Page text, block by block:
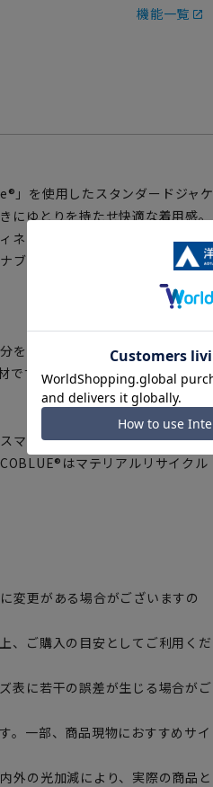
機能一覧
」を使用したスタンダードジャケ
にゆとりを持たせ快適な着用感。
ネートしやすいジャケットです。
ブルな商品です。
をベースに様々な植物の天然成分
です。化学染料では表現出来ない
マートに賛同しています。当製品
はマテリアルリサイクル
変更がある場合がございますの
、ご購入の目安としてご利用くだ
表に若干の誤差が生じる場合がご
。一部、商品現物におすすめサイ
外の光加減により、実際の商品と